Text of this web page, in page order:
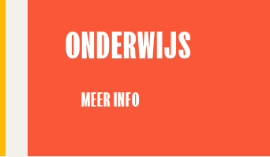
ONDERWIJS
MEER INFO